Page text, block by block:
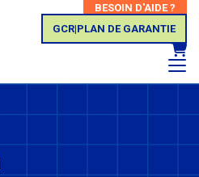
BESOIN D'AIDE ?
GCR|PLAN DE GARANTIE